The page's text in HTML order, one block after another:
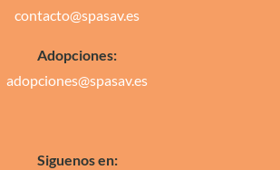
contacto@spasav.es
Adopciones:
adopciones@spasav.es
Siguenos en: